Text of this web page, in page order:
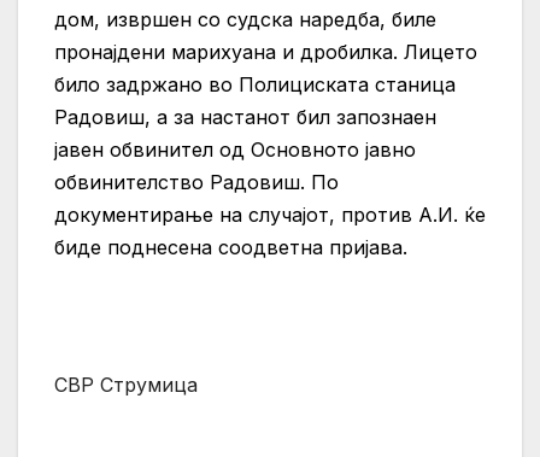
дом, извршен со судска наредба, биле
пронајдени марихуана и дробилка. Лицето
било задржано во Полициската станица
Радовиш, а за настанот бил запознаен
јавен обвинител од Основното јавно
обвинителство Радовиш. По
документирање на случајот, против А.И. ќе
биде поднесена соодветна пријава.
СВР Струмица